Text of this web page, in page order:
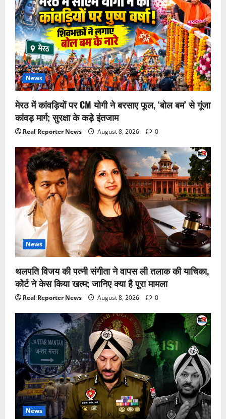
News
मेरठ में कांवड़ियों पर CM योगी ने बरसाए फूल, ‘बोल बम’ से गूंजा
कांवड़ मार्ग; सुरक्षा के कड़े इंतजाम
Real Reporter News August 8, 2026 0
News
थलपति विजय की पत्नी संगीता ने वापस ली तलाक की याचिका,
कोर्ट ने केस किया खत्म; जानिए क्या है पूरा मामला
Real Reporter News August 8, 2026 0
News